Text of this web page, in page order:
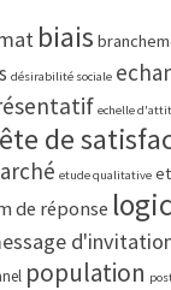
biais
désirabilité sociale
echelle
de
etude qualitative
de réponse
population